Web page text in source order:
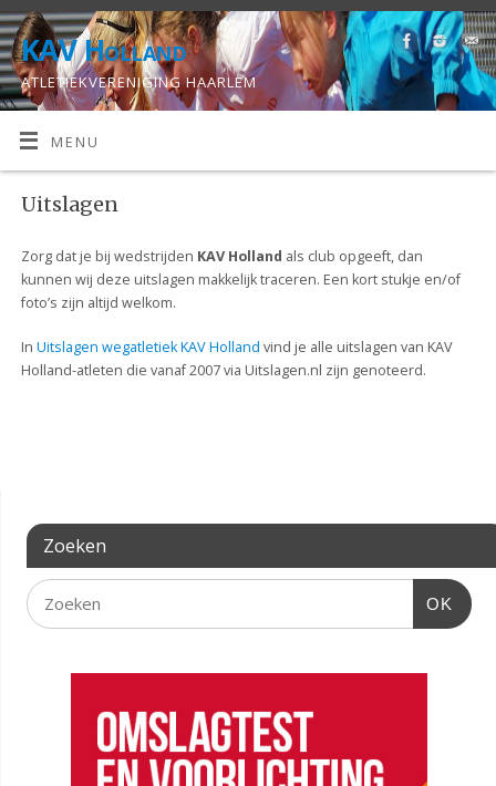
KAV Holland
ATLETIEKVERENIGING HAARLEM
MENU
Uitslagen
Zorg dat je bij wedstrijden KAV Holland als club opgeeft, dan
kunnen wij deze uitslagen makkelijk traceren. Een kort stukje en/of
foto’s zijn altijd welkom.
In Uitslagen wegatletiek KAV Holland vind je alle uitslagen van KAV
Holland-atleten die vanaf 2007 via Uitslagen.nl zijn genoteerd.
Zoeken
OK